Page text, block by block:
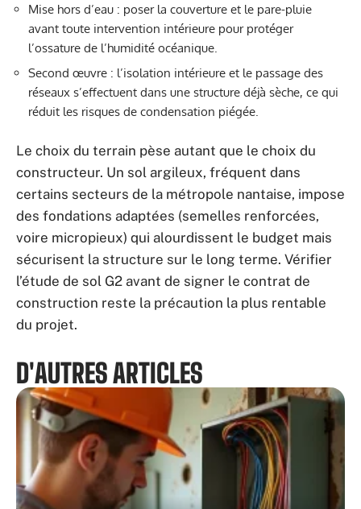
Mise hors d’eau : poser la couverture et le pare-pluie
avant toute intervention intérieure pour protéger
l’ossature de l’humidité océanique.
Second œuvre : l’isolation intérieure et le passage des
réseaux s’effectuent dans une structure déjà sèche, ce qui
réduit les risques de condensation piégée.
Le choix du terrain pèse autant que le choix du
constructeur. Un sol argileux, fréquent dans
certains secteurs de la métropole nantaise, impose
des fondations adaptées (semelles renforcées,
voire micropieux) qui alourdissent le budget mais
sécurisent la structure sur le long terme. Vérifier
l’étude de sol G2 avant de signer le contrat de
construction reste la précaution la plus rentable
du projet.
D'AUTRES ARTICLES